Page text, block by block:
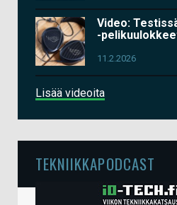
Video:
-
11.2.2026
Lisää videoita
TEKNIIKKAPODCAST